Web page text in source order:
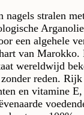
nagels stralen
een algehele
van Marokko.
wereldwijd
reden. Rijk
en vitamine